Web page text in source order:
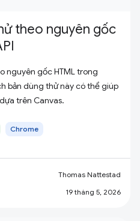
theo nguyên gốc
nguyên gốc HTML trong
bản dùng thử này có thể giúp
trên Canvas.
Chrome
Thomas Nattestad
19 tháng 5, 2026